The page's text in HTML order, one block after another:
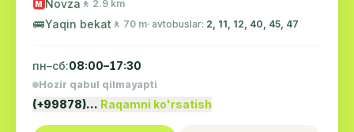
M Novza 🚶 2.9 km
🚌Yaqin bekat 🚶 70 m· avtobuslar: 2, 11, 12, 40, 45, 47
пн–сб:08:00–17:30
Hozir qabul qilmayapti
(+99878)… Raqamni ko'rsatish